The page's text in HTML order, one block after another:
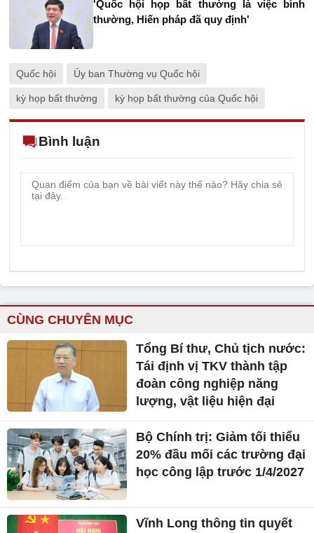
'Quốc hội họp bất thường là việc bình
thường, Hiến pháp đã quy định'
Quốc hội Ủy ban Thường vụ Quốc hội
kỳ họp bất thường kỳ họp bất thường của Quốc hội
Bình luận
CÙNG CHUYÊN MỤC
Tổng Bí thư, Chủ tịch nước:
Tái định vị TKV thành tập
đoàn công nghiệp năng
lượng, vật liệu hiện đại
Bộ Chính trị: Giảm tối thiểu
20% đầu mối các trường đại
học công lập trước 1/4/2027
Vĩnh Long thông tin quyết